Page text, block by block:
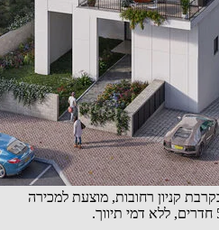
קניון רחובות, מוצעת למכירה